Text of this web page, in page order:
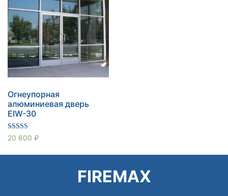
Огнеупорная
алюминиевая дверь
EIW-30
Оценка
5.00
20 600 ₽
FIREMAX